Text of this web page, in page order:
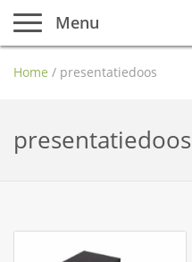
Menu
Home / presentatiedoos
presentatiedoos